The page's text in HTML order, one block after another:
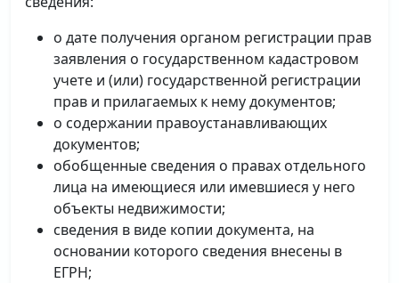
о дате получения органом регистрации прав
заявления о государственном кадастровом
учете и (или) государственной регистрации
прав и прилагаемых к нему документов;
о содержании правоустанавливающих
документов;
обобщенные сведения о правах отдельного
лица на имеющиеся или имевшиеся у него
объекты недвижимости;
сведения в виде копии документа, на
основании которого сведения внесены в
ЕГРН;